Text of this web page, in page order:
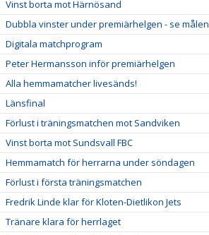
Vinst borta mot Härnösand
Dubbla vinster under premiärhelgen - se målen
Digitala matchprogram
Peter Hermansson inför premiärhelgen
Alla hemmamatcher livesänds!
Länsfinal
Förlust i träningsmatchen mot Sandviken
Vinst borta mot Sundsvall FBC
Hemmamatch för herrarna under söndagen
Förlust i första träningsmatchen
Fredrik Linde klar för Kloten-Dietlikon Jets
Tränare klara för herrlaget